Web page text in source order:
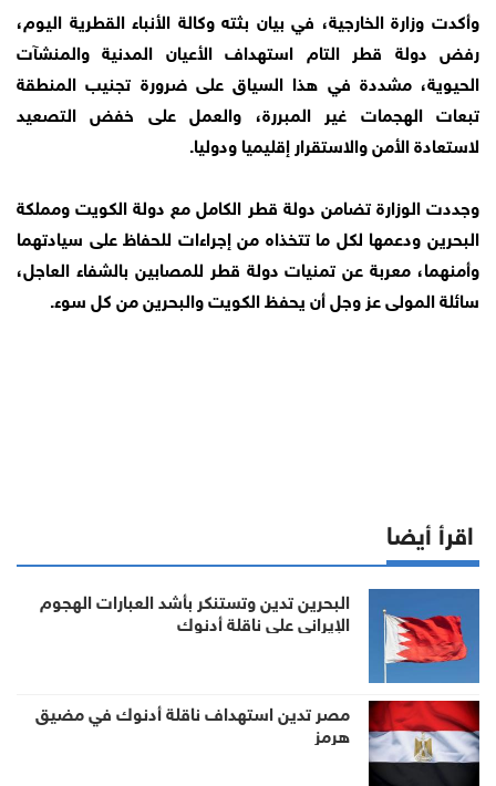
وأكدت وزارة الخارجية، في بيان بثته وكالة الأنباء القطرية اليوم،
رفض دولة قطر التام استهداف الأعيان المدنية والمنشآت
الحيوية، مشددة في هذا السياق على ضرورة تجنيب المنطقة
تبعات الهجمات غير المبررة، والعمل على خفض التصعيد
لاستعادة الأمن والاستقرار إقليميا ودوليا.
وجددت الوزارة تضامن دولة قطر الكامل مع دولة الكويت ومملكة
البحرين ودعمها لكل ما تتخذاه من إجراءات للحفاظ على سيادتهما
وأمنهما، معربة عن تمنيات دولة قطر للمصابين بالشفاء العاجل،
سائلة المولى عز وجل أن يحفظ الكويت والبحرين من كل سوء.
اقرأ أيضا
البحرين تدين وتستنكر بأشد العبارات الهجوم
الإيراني على ناقلة أدنوك
مصر تدين استهداف ناقلة أدنوك في مضيق
هرمز